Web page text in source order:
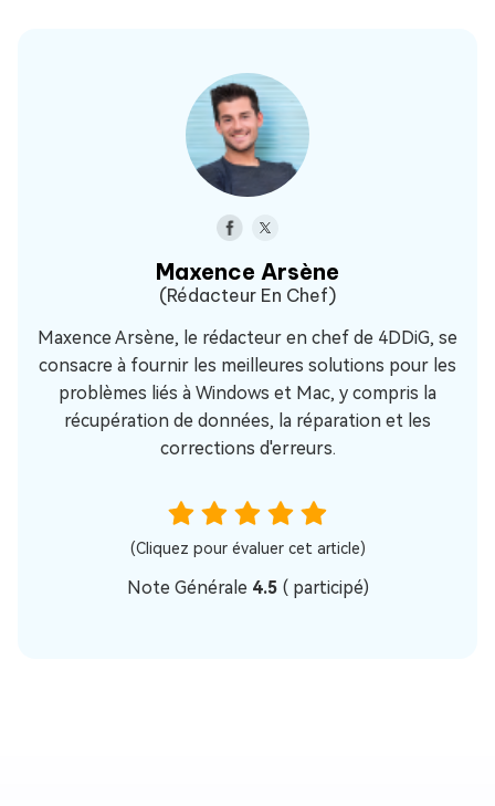
Maxence Arsène
(Rédacteur En Chef)
Maxence Arsène, le rédacteur en chef de 4DDiG, se
consacre à fournir les meilleures solutions pour les
problèmes liés à Windows et Mac, y compris la
récupération de données, la réparation et les
corrections d'erreurs.
(Cliquez pour évaluer cet article)
Note Générale 4.5 (participé)